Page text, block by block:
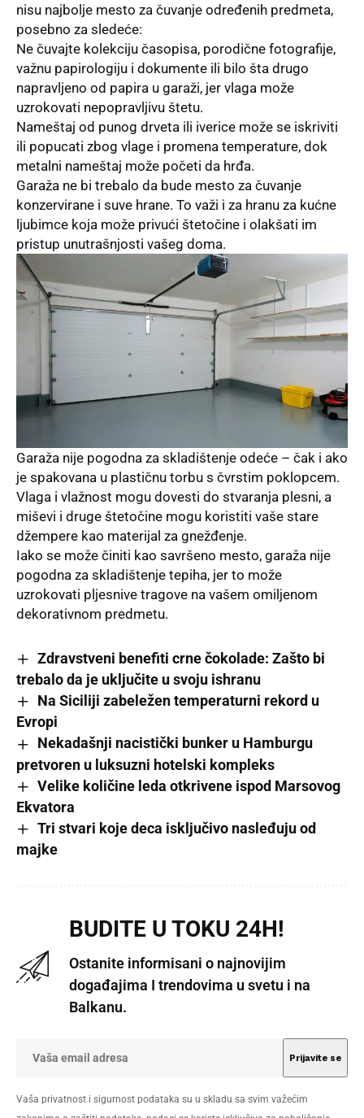
nisu najbolje mesto za čuvanje određenih predmeta,
posebno za sledeće:
Ne čuvajte kolekciju časopisa, porodične fotografije,
važnu papirologiju i dokumente ili bilo šta drugo
napravljeno od papira u garaži, jer vlaga može
uzrokovati nepopravljivu štetu.
Nameštaj od punog drveta ili iverice može se iskriviti
ili popucati zbog vlage i promena temperature, dok
metalni nameštaj može početi da hrđa.
Garaža ne bi trebalo da bude mesto za čuvanje
konzervirane i suve hrane. To važi i za hranu za kućne
ljubimce koja može privući štetočine i olakšati im
pristup unutrašnjosti vašeg doma.
Garaža nije pogodna za skladištenje odeće – čak i ako
je spakovana u plastičnu torbu s čvrstim poklopcem.
Vlaga i vlažnost mogu dovesti do stvaranja plesni, a
miševi i druge štetočine mogu koristiti vaše stare
džempere kao materijal za gnežđenje.
Iako se može činiti kao savršeno mesto, garaža nije
pogodna za skladištenje tepiha, jer to može
uzrokovati pljesnive tragove na vašem omiljenom
dekorativnom predmetu.
Zdravstveni benefiti crne čokolade: Zašto bi
trebalo da je uključite u svoju ishranu
Na Siciliji zabeležen temperaturni rekord u
Evropi
Nekadašnji nacistički bunker u Hamburgu
pretvoren u luksuzni hotelski kompleks
Velike količine leda otkrivene ispod Marsovog
Ekvatora
Tri stvari koje deca isključivo nasleđuju od
majke
BUDITE U TOKU 24H!
Ostanite informisani o najnovijim
događajima I trendovima u svetu i na
Balkanu.
Vaša privatnost i sigurnost podataka su u skladu sa svim važećim